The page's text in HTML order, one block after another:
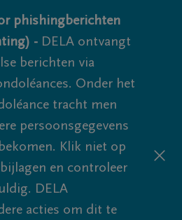
phishingberichten
- DELA ontvangt
berichten via
Onder het
tracht men
persoonsgegevens
Klik niet op
en controleer
DELA
acties om dit te